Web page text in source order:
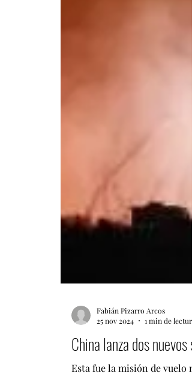
Fabián Pizarro Arcos
25 nov 2024
1 min de lectura